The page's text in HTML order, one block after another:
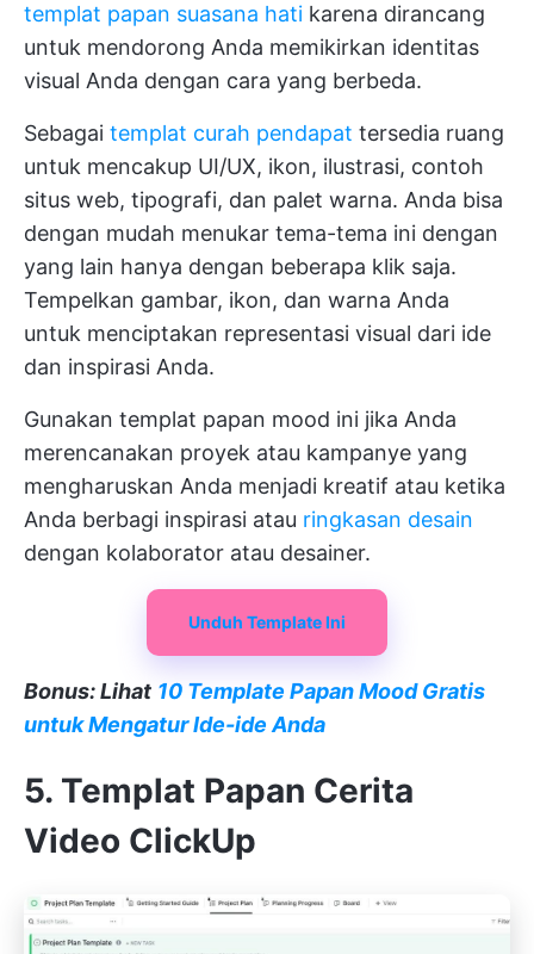
templat papan suasana hati karena dirancang
untuk mendorong Anda memikirkan identitas
visual Anda dengan cara yang berbeda.
Sebagai templat curah pendapat tersedia ruang
untuk mencakup UI/UX, ikon, ilustrasi, contoh
situs web, tipografi, dan palet warna. Anda bisa
dengan mudah menukar tema-tema ini dengan
yang lain hanya dengan beberapa klik saja.
Tempelkan gambar, ikon, dan warna Anda
untuk menciptakan representasi visual dari ide
dan inspirasi Anda.
Gunakan templat papan mood ini jika Anda
merencanakan proyek atau kampanye yang
mengharuskan Anda menjadi kreatif atau ketika
Anda berbagi inspirasi atau ringkasan desain
dengan kolaborator atau desainer.
Unduh Template Ini
Bonus: Lihat 10 Template Papan Mood Gratis
untuk Mengatur Ide-ide Anda
5. Templat Papan Cerita
Video ClickUp